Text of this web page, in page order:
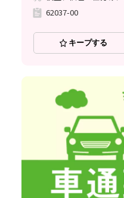
62037-00
キープする